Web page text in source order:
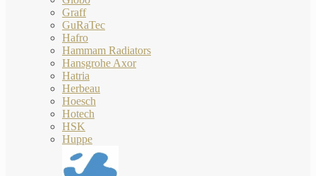
Graff
GuRaTec
Hafro
Hammam Radiators
Hansgrohe Axor
Hatria
Herbeau
Hoesch
Hotech
HSK
Huppe